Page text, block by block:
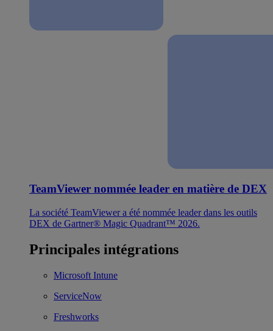
TeamViewer nommée leader en matière de DEX
La société TeamViewer a été nommée leader dans les outils
DEX de Gartner® Magic Quadrant™ 2026.
Principales intégrations
Microsoft Intune
ServiceNow
Freshworks